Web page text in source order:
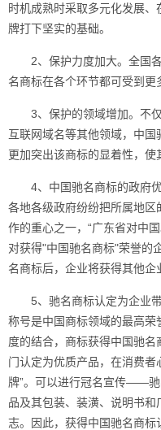
时机成熟时采取多元化发展
牌打下坚实的基础。
2、保护力度加大。全国各
名商标在各个环节都可受到更
3、保护的领域增加。不仅
互联网域名等其他领域，中
更加突出该商标的显着性，使
4、中国驰名商标的政府优
各地各级政府纷纷把所属地区
作的重心之一，“广东省对中
对获得"中国驰名商标"荣誉的
名商标后，企业将获得其他企
5、驰名商标认定为企业带
称号是中国商标领域的最高
度的结合，商标获得中国驰
门认定为优质产品，在消费者
牌”。可以进行冠名宣传——驰
品及其包装、装潢、说明书和
志。因此，获得中国驰名商